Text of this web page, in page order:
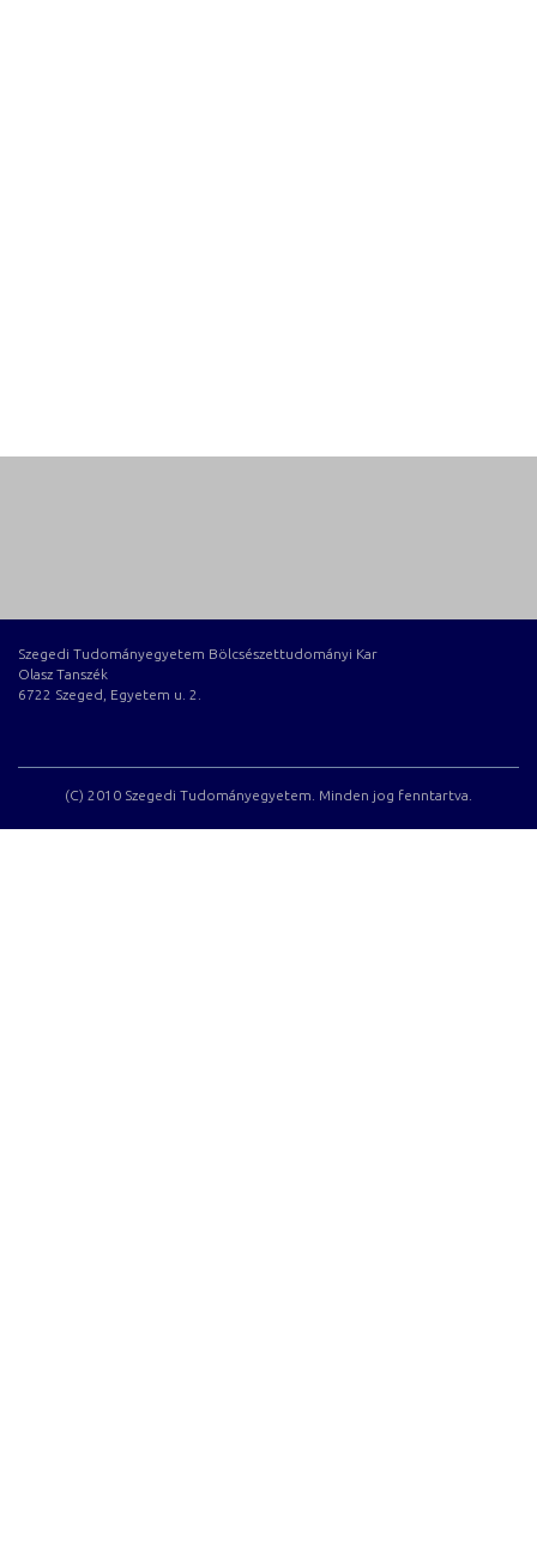
Szegedi Tudományegyetem Bölcsészettudományi Kar
Olasz Tanszék
6722 Szeged, Egyetem u. 2.
(C) 2010 Szegedi Tudományegyetem. Minden jog fenntartva.